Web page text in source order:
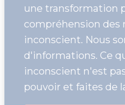
une
pouvoir et